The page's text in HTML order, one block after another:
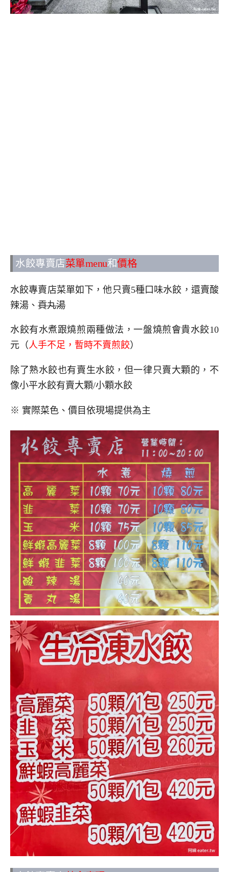
水餃專賣店菜單menu和價格
水餃專賣店菜單如下，他只賣5種口味水餃，還賣酸
辣湯、 貢丸湯
水餃有水煮跟燒煎兩種做法，一盤燒煎會貴水餃10
元（人手不足，暫時不賣煎餃）
除了熟水餃也有賣生水餃，但一律只賣大顆的，不
像小平水餃有賣大顆/小顆水餃
※ 實際菜色、價目依現場提供為主